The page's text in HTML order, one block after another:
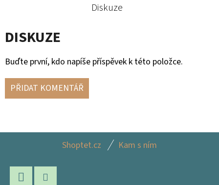
Diskuze
DISKUZE
Buďte první, kdo napíše příspěvek k této položce.
PŘIDAT KOMENTÁŘ
Shoptet.cz Kam s ním